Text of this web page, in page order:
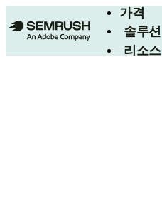
가격
솔루션
리소스